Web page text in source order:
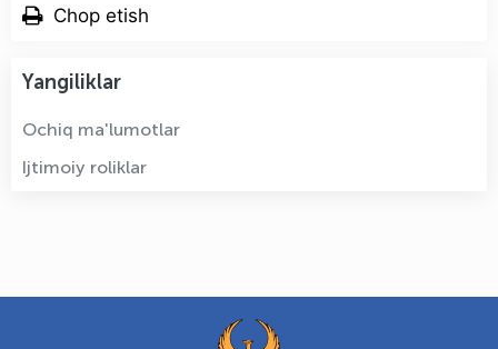
Chop etish
Yangiliklar
Ochiq ma'lumotlar
Ijtimoiy roliklar